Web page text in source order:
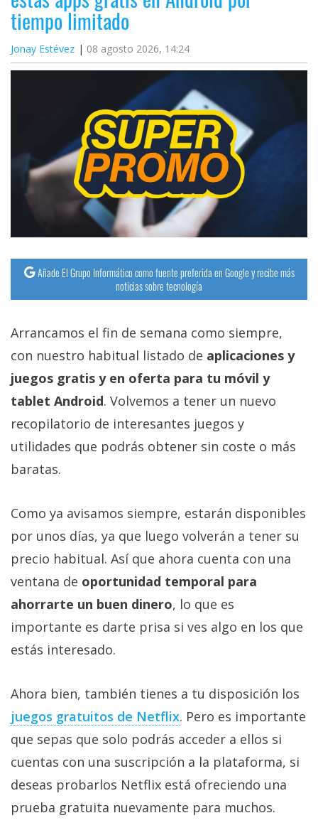
tiempo limitado
Jonay Estévez 08 agosto 2026, 14:24
Añade El Grupo Informático como fuente preferida en Google y recibe más
noticias sobre tecnología
Arrancamos el fin de semana como siempre,
con nuestro habitual listado de aplicaciones y
juegos gratis y en oferta para tu móvil y
tablet Android. Volvemos a tener un nuevo
recopilatorio de interesantes juegos y
utilidades que podrás obtener sin coste o más
baratas.
Como ya avisamos siempre, estarán disponibles
por unos días, ya que luego volverán a tener su
precio habitual. Así que ahora cuenta con una
ventana de oportunidad temporal para
ahorrarte un buen dinero, lo que es
importante es darte prisa si ves algo en los que
estás interesado.
Ahora bien, también tienes a tu disposición los
juegos gratuitos de Netflix‎. Pero es importante
que sepas que solo podrás acceder a ellos si
cuentas con una suscripción a la plataforma, si
deseas probarlos Netflix está ofreciendo una
prueba gratuita nuevamente para muchos.